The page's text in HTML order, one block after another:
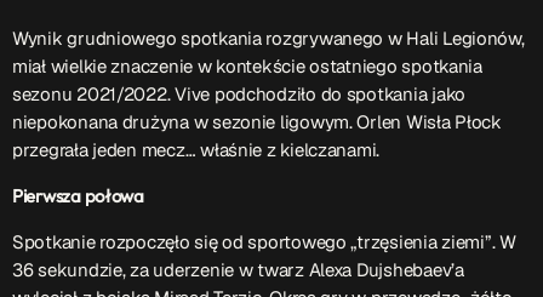
Biuro Karier
Punkt Interwencji Kryzysowej
O nas– jedyna w Kielcach studencka stacja radiowa.
Projekt ruszył w październiku 2015 roku z inicjatywy
Wynik grudniowego spotkania rozgrywanego w Hali Legionów,
miał wielkie znaczenie w kontekście ostatniego spotkania
sezonu 2021/2022. Vive podchodziło do spotkania jako
niepokonana drużyna w sezonie ligowym. Orlen Wisła Płock
przegrała jeden mecz… właśnie z kielczanami.
Pierwsza połowa
Spotkanie rozpoczęło się od sportowego „trzęsienia ziemi”. W
36 sekundzie, za uderzenie w twarz Alexa Dujshebaev’a